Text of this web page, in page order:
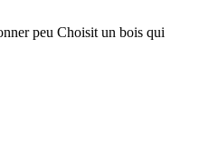
peu Choisit un bois qui